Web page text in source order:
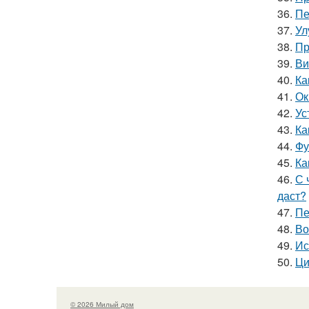
36.
37.
38.
39.
40.
41.
42.
43.
44.
45.
46. С
даст?
47.
48.
49.
50.
© 2026 Милый дом